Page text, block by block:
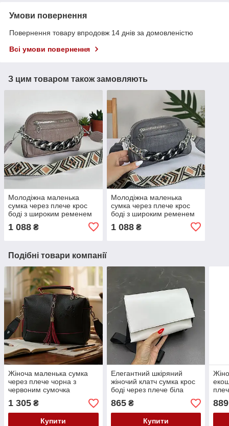
Умови повернення
Повернення товару впродовж 14 днів за домовленістю
Всі умови повернення
З цим товаром також замовляють
Молодіжна маленька
сумка через плече крос
боді з широким ременем
шкіряна колір темна пудра
1 088 ₴
Молодіжна маленька
сумка через плече крос
боді з широким ременем
шкіряна колір темно-сірий
1 088₴
Подібні товари компанії
Жіноча маленька сумка
через плече чорна з
червоним сумочка
шкіряна крос-боді із
широким ременем
1 305 ₴
Купити
Елегантний шкіряний
жіночий клатч сумка крос
боді через плече біла
маленька сумочка на
широкому ремені
екошкіра
865₴
Купити
889